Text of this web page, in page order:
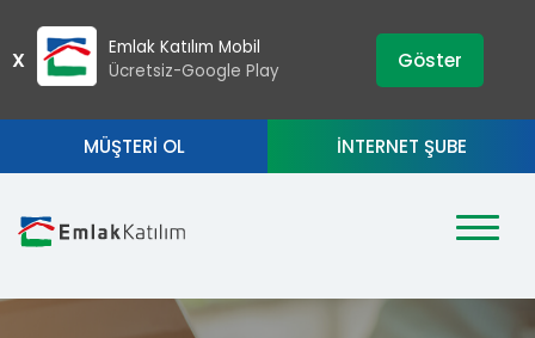
X
Emlak Katılım Mobil
Ücretsiz-Google Play
Göster
İNTERNET ŞUBE
MÜŞTERİ OL